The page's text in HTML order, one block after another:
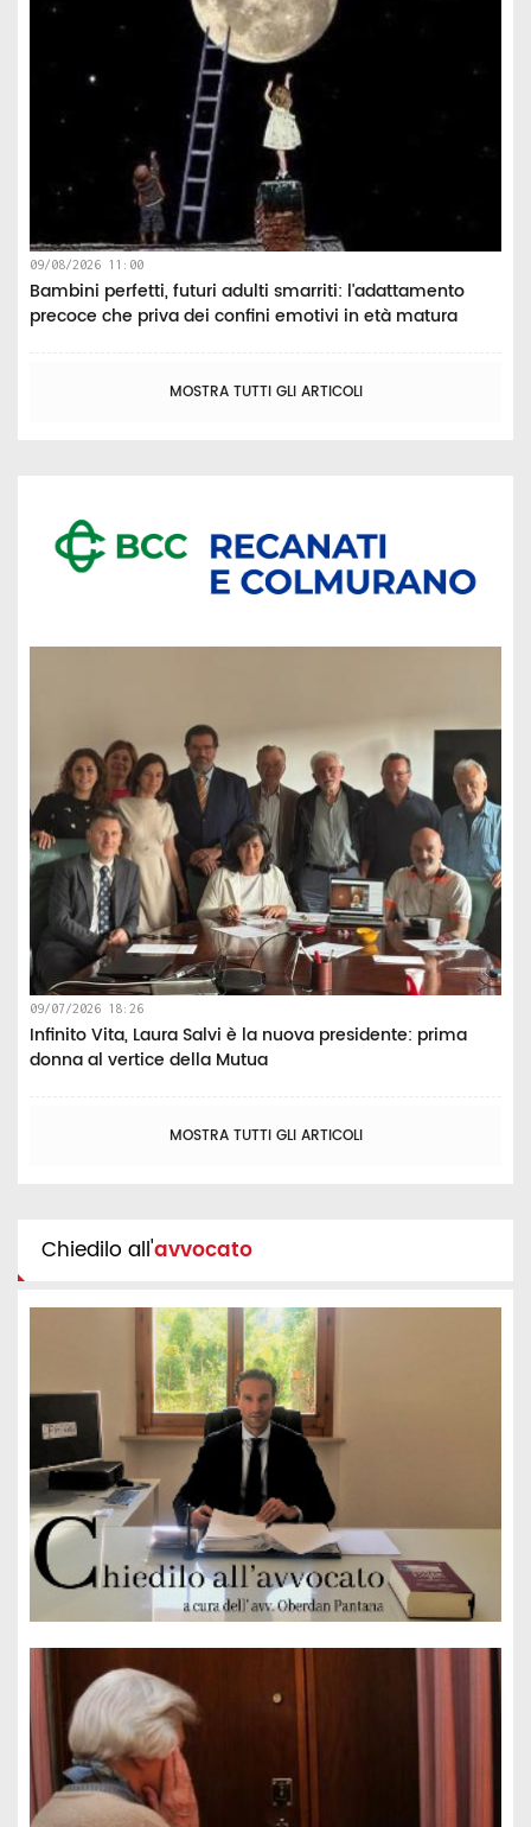
09/08/2026 11:00
Bambini perfetti, futuri adulti smarriti: l'adattamento
precoce che priva dei confini emotivi in età matura
MOSTRA TUTTI GLI ARTICOLI
09/07/2026 18:26
Infinito Vita, Laura Salvi è la nuova presidente: prima
donna al vertice della Mutua
MOSTRA TUTTI GLI ARTICOLI
Chiedilo all'avvocato